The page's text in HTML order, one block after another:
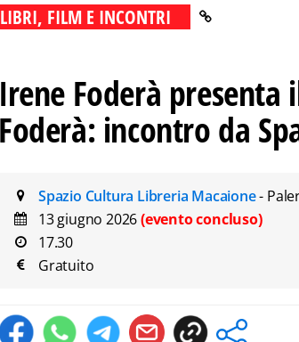
LIBRI, FILM E INCONTRI
Irene Foderà
Foderà: incontro da
Spazio Cultura Libreria Macaione-
13 giugno 2026(evento concluso)
17.30
Gratuito